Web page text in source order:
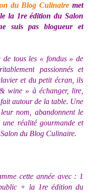
du Blog Culinaire met
la 1re édition du Salon
suis pas blogueur et
de tous les « fondus » de
passionnés et
et du petit écran, ils
wine » à échanger, lire,
autour de la table. Une
nom, abandonnent le
réalité gourmande et
du Blog Culinaire.
cette année avec : 1
+ la 1re édition du